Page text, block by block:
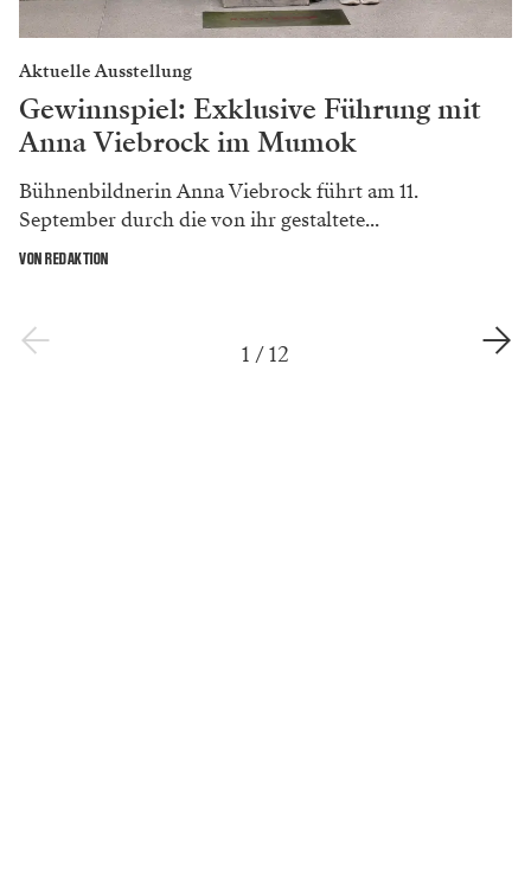
Aktuelle Ausstellung
Gewinnspiel: Exklusive Führung mit
Anna Viebrock im Mumok
Bühnenbildnerin Anna Viebrock führt am 11.
September durch die von ihr gestaltete...
VON REDAKTION
1 /12